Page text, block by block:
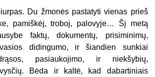
Du žmonės pastatyti vienas prieš
pamiškėj, troboj, palovyje… Šį metą
faktų, dokumentų, prisiminimų,
didingumo, ir šiandien sunkiai
pasiaukojimo, ir niekšybių,
Bėda ir kaltė, kad dabartiniais